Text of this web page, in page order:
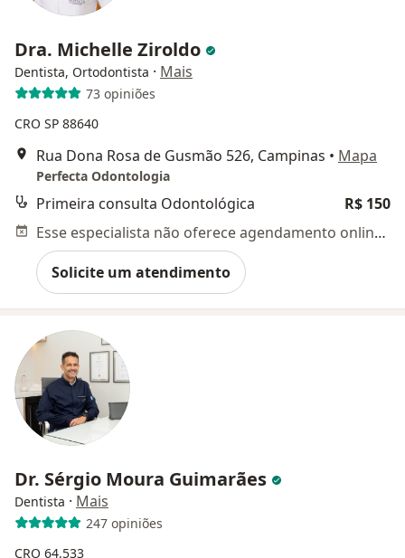
Dra. Michelle Ziroldo
Dentista, Ortodontista · Mais
73 opiniões
CRO SP 88640
Rua Dona Rosa de Gusmão 526, Campinas • Mapa
Perfecta Odontologia
Primeira consulta Odontológica
R$ 150
Esse especialista não oferece agendamento online para esse endereço.
Solicite um atendimento
Dr. Sérgio Moura Guimarães
Dentista · Mais
247 opiniões
CRO 64.533